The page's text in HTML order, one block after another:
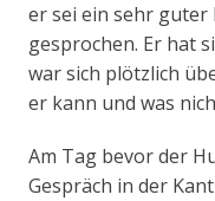
er sei ein sehr
gesprochen. Er hat
war sich plötzlich
er kann und was
Am Tag bevor der
Gespräch in der